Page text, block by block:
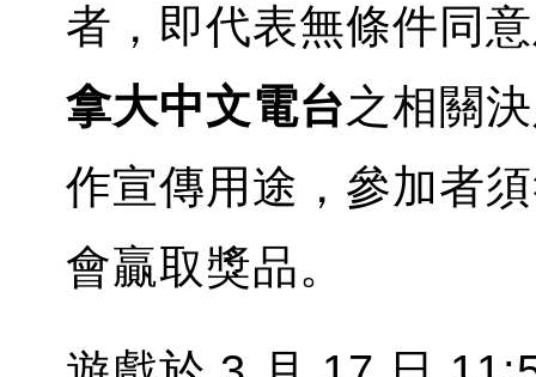
者，即代表無條件同
拿大中文電台之相關
作宣傳用途，參加者
會贏取獎品。